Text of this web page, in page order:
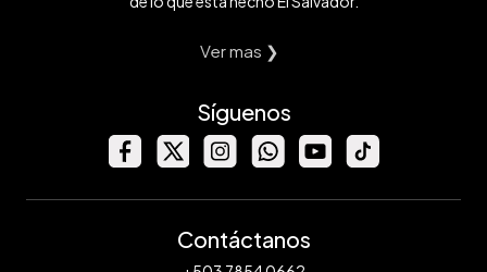
Ver mas ❯
Síguenos
Contáctanos